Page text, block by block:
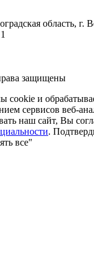
область, г.
защищены
сookie и
сервисов веб-
наш сайт, Вы
.
все"